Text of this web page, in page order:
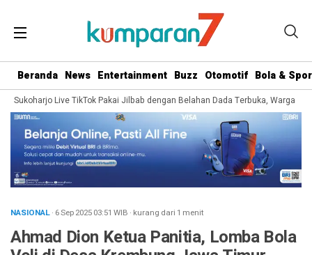
Beranda News Entertainment Buzz Otomotif Bola &
Live TikTok Pakai Jilbab dengan Belahan Dada Terbuka, Warganet
NASIONAL· 6 Sep 202503:51 WIB · kurang dari 1 menit
Ahmad Dion Ketua Panitia, Lomba Bola